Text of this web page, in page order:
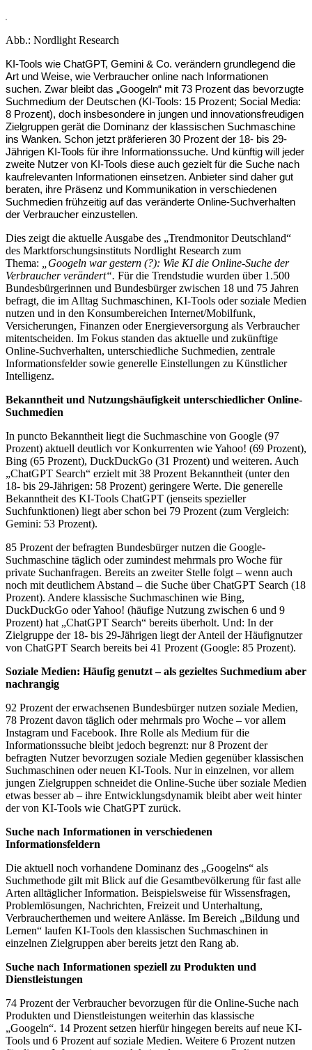
Abb.: Nordlight Research
KI-Tools wie ChatGPT, Gemini & Co. verändern grundlegend die
Art und Weise, wie Verbraucher online nach Informationen
suchen. Zwar bleibt das „Googeln“ mit 73 Prozent das bevorzugte
Suchmedium der Deutschen (KI-Tools: 15 Prozent; Social Media:
8 Prozent), doch insbesondere in jungen und innovationsfreudigen
Zielgruppen gerät die Dominanz der klassischen Suchmaschine
ins Wanken. Schon jetzt präferieren 30 Prozent der 18- bis 29-
Jährigen KI-Tools für ihre Informationssuche. Und künftig will jeder
zweite Nutzer von KI-Tools diese auch gezielt für die Suche nach
kaufrelevanten Informationen einsetzen. Anbieter sind daher gut
beraten, ihre Präsenz und Kommunikation in verschiedenen
Suchmedien frühzeitig auf das veränderte Online-Suchverhalten
der Verbraucher einzustellen.
Dies zeigt die aktuelle Ausgabe des „Trendmonitor Deutschland“
des Marktforschungsinstituts Nordlight Research zum
Thema:
„Googeln war gestern (?): Wie KI die Online-Suche der
Verbraucher verändert“. Für die Trendstudie wurden über 1.500
Bundesbürgerinnen und Bundesbürger zwischen 18 und 75 Jahren
befragt, die im Alltag Suchmaschinen, KI-Tools oder soziale Medien
nutzen und in den Konsumbereichen Internet/Mobilfunk,
Versicherungen, Finanzen oder Energieversorgung als Verbraucher
mitentscheiden. Im Fokus standen das aktuelle und zukünftige
Online-Suchverhalten, unterschiedliche Suchmedien, zentrale
Informationsfelder sowie generelle Einstellungen zu Künstlicher
Intelligenz.
Bekanntheit und Nutzungshäufigkeit unterschiedlicher Online-
Suchmedien
In puncto Bekanntheit liegt die Suchmaschine von Google (97
Prozent) aktuell deutlich vor Konkurrenten wie Yahoo! (69 Prozent),
Bing (65 Prozent), DuckDuckGo (31 Prozent) und weiteren. Auch
„ChatGPT Search“ erzielt mit 38 Prozent Bekanntheit (unter den
18- bis 29-Jährigen: 58 Prozent) geringere Werte. Die generelle
Bekanntheit des KI-Tools ChatGPT (jenseits spezieller
Suchfunktionen) liegt aber schon bei 79 Prozent (zum Vergleich:
Gemini: 53 Prozent).
85 Prozent der befragten Bundesbürger nutzen die Google-
Suchmaschine täglich oder zumindest mehrmals pro Woche für
private Suchanfragen. Bereits an zweiter Stelle folgt – wenn auch
noch mit deutlichem Abstand – die Suche über ChatGPT Search (18
Prozent). Andere klassische Suchmaschinen wie Bing,
DuckDuckGo oder Yahoo! (häufige Nutzung zwischen 6 und 9
Prozent) hat „ChatGPT Search“ bereits überholt. Und: In der
Zielgruppe der 18- bis 29-Jährigen liegt der Anteil der Häufignutzer
von ChatGPT Search bereits bei 41 Prozent (Google: 85 Prozent).
Soziale Medien: Häufig genutzt – als gezieltes Suchmedium aber
nachrangig
92 Prozent der erwachsenen Bundesbürger nutzen soziale Medien,
78 Prozent davon täglich oder mehrmals pro Woche – vor allem
Instagram und Facebook. Ihre Rolle als Medium für die
Informationssuche bleibt jedoch begrenzt: nur 8 Prozent der
befragten Nutzer bevorzugen soziale Medien gegenüber klassischen
Suchmaschinen oder neuen KI-Tools. Nur in einzelnen, vor allem
jungen Zielgruppen schneidet die Online-Suche über soziale Medien
etwas besser ab – ihre Entwicklungsdynamik bleibt aber weit hinter
der von KI-Tools wie ChatGPT zurück.
Suche nach Informationen in verschiedenen
Informationsfeldern
Die aktuell noch vorhandene Dominanz des „Googelns“ als
Suchmethode gilt mit Blick auf die Gesamtbevölkerung für fast alle
Arten alltäglicher Information. Beispielsweise für Wissensfragen,
Problemlösungen, Nachrichten, Freizeit und Unterhaltung,
Verbraucherthemen und weitere Anlässe. Im Bereich „Bildung und
Lernen“ laufen KI-Tools den klassischen Suchmaschinen in
einzelnen Zielgruppen aber bereits jetzt den Rang ab.
Suche nach Informationen speziell zu Produkten und
Dienstleistungen
74 Prozent der Verbraucher bevorzugen für die Online-Suche nach
Produkten und Dienstleistungen weiterhin das klassische
„Googeln“. 14 Prozent setzen hierfür hingegen bereits auf neue KI-
Tools und 6 Prozent auf soziale Medien. Weitere 6 Prozent nutzen